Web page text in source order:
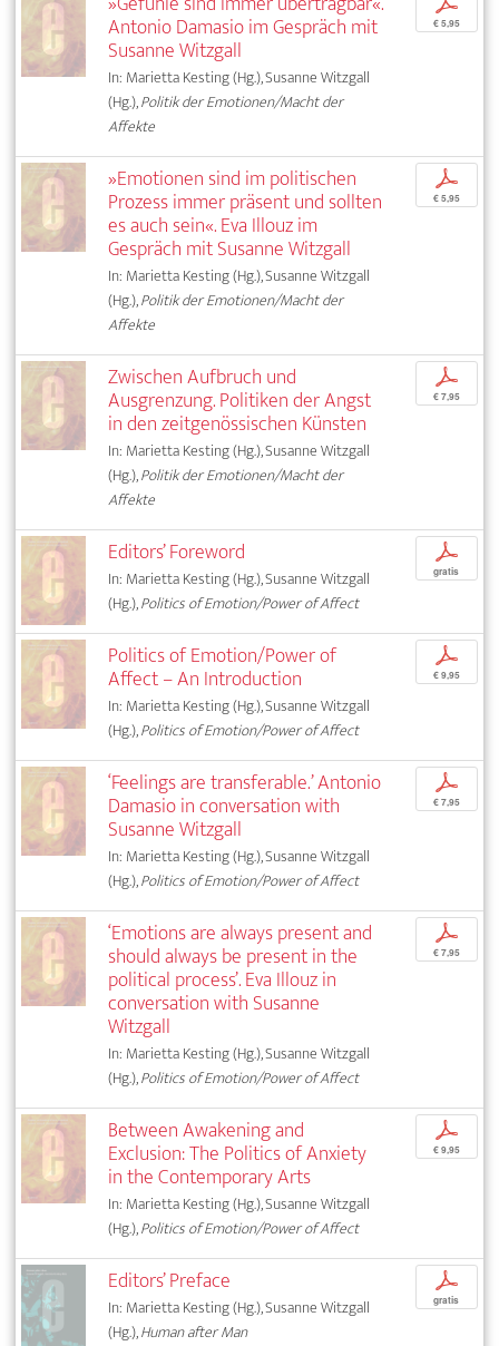
Antonio Damasio im Gespräch mit
Susanne Witzgall
In: Marietta Kesting (Hg.), Susanne Witzgall
(Hg.),Politik der Emotionen/Macht der
Affekte
€ 5,95
»Emotionen sind im politischen
Prozess immer präsent und sollten
es auch sein«. Eva Illouz im
Gespräch mit Susanne Witzgall
In: Marietta Kesting (Hg.), Susanne Witzgall
(Hg.),Politik der Emotionen/Macht der
Affekte
p
€ 5,95
Zwischen Aufbruch und
Ausgrenzung. Politiken der Angst
in den zeitgenössischen Künsten
In: Marietta Kesting (Hg.), Susanne Witzgall
(Hg.),Politik der Emotionen/Macht der
Affekte
p
€ 7,95
Editors’ Foreword
In: Marietta Kesting (Hg.), Susanne Witzgall
(Hg.),Politics of Emotion/Power of Affect
p
gratis
Politics of Emotion/Power of
Affect – An Introduction
In: Marietta Kesting (Hg.), Susanne Witzgall
(Hg.),Politics of Emotion/Power of Affect
p
€ 9,95
‘Feelings are transferable.’ Antonio
Damasio in conversation with
Susanne Witzgall
In: Marietta Kesting (Hg.), Susanne Witzgall
(Hg.),Politics of Emotion/Power of Affect
p
€ 7,95
‘Emotions are always present and
should always be present in the
political process’. Eva Illouz in
conversation with Susanne
Witzgall
In: Marietta Kesting (Hg.), Susanne Witzgall
(Hg.),Politics of Emotion/Power of Affect
p
€ 7,95
Between Awakening and
Exclusion: The Politics of Anxiety
in the Contemporary Arts
In: Marietta Kesting (Hg.), Susanne Witzgall
(Hg.),Politics of Emotion/Power of Affect
p
€ 9,95
Editors’ Preface
In: Marietta Kesting (Hg.), Susanne Witzgall
(Hg.),Human after Man
p
gratis